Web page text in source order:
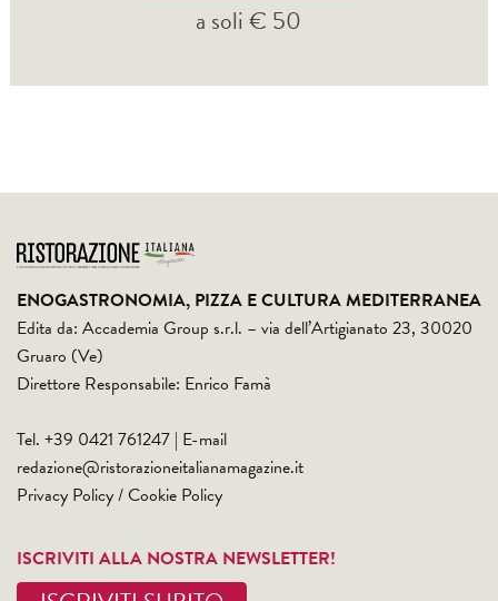
a soli € 50
ENOGASTRONOMIA, PIZZA E CULTURA MEDITERRANEA
Edita da: Accademia Group s.r.l. – via dell’Artigianato 23, 30020
Gruaro (Ve)
Direttore Responsabile: Enrico Famà
Tel. +39 0421 761247 | E-mail
redazione@ristorazioneitalianamagazine.it
Privacy Policy/Cookie Policy
ISCRIVITI ALLA NOSTRA NEWSLETTER!